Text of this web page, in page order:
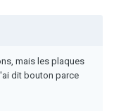
mais les plaques
dit bouton parce